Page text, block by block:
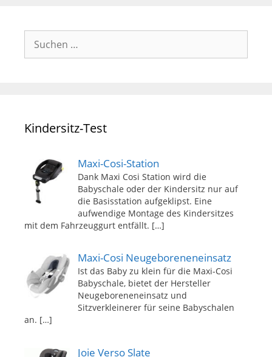
Suchen
nach:
Kindersitz-Test
Maxi-Cosi-Station
Dank Maxi Cosi Station wird die
Babyschale oder der Kindersitz nur auf
die Basisstation aufgeklipst. Eine
aufwendige Montage des Kindersitzes
mit dem Fahrzeuggurt entfällt. […]
Maxi-Cosi Neugeboreneneinsatz
Ist das Baby zu klein für die Maxi-Cosi
Babyschale, bietet der Hersteller
Neugeboreneneinsatz und
Sitzverkleinerer für seine Babyschalen
an. […]
Joie Verso Slate